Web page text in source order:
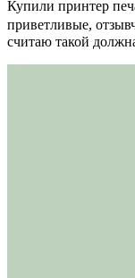
Купили принтер
приветливые,
считаю такой